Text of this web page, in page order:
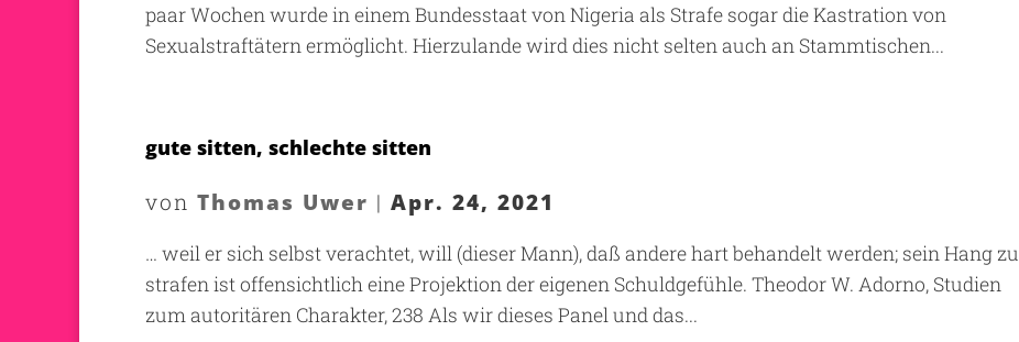
paar Wochen wurde in einem Bundesstaat von Nigeria als Strafe sogar die Kastration von
Sexualstraftätern ermöglicht. Hierzulande wird dies nicht selten auch an Stammtischen...
gute sitten, schlechte sitten
von Thomas Uwer | Apr. 24, 2021
… weil er sich selbst verachtet, will (dieser Mann), daß andere hart behandelt werden; sein Hang zu
strafen ist offensichtlich eine Projektion der eigenen Schuldgefühle. Theodor W. Adorno, Studien
zum autoritären Charakter, 238 Als wir dieses Panel und das...